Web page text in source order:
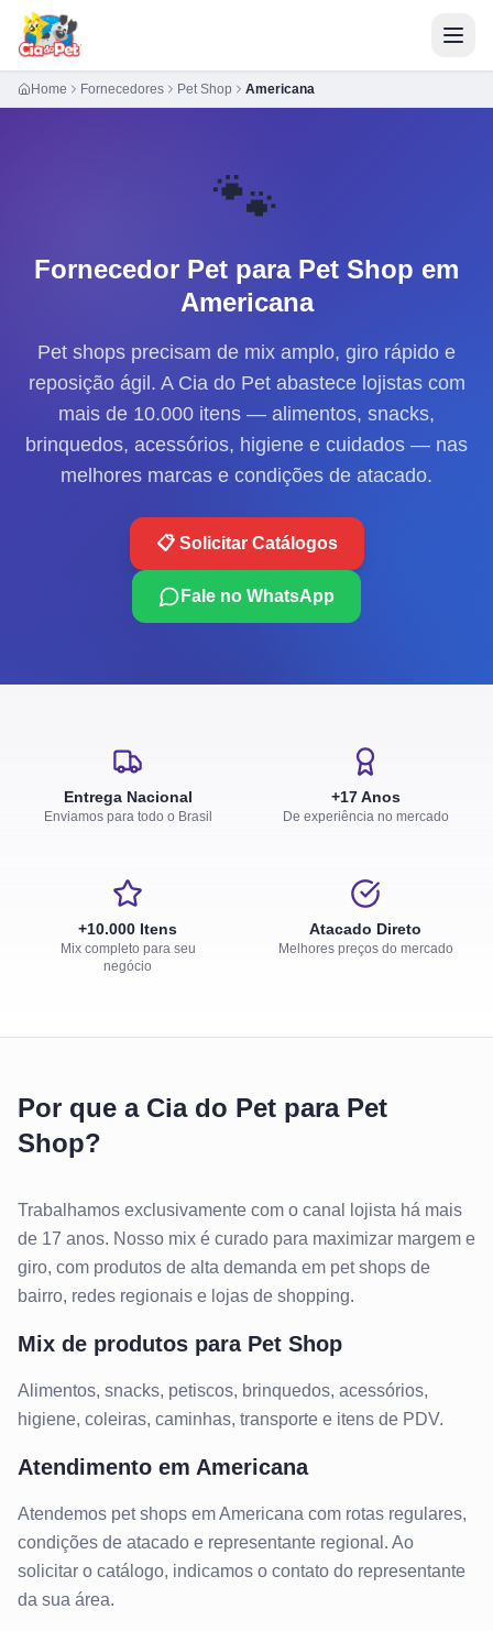
Home Fornecedores Pet Shop Americana
🐾
Fornecedor Pet para Pet Shop em
Americana
Pet shops precisam de mix amplo, giro rápido e
reposição ágil. A Cia do Pet abastece lojistas com
mais de 10.000 itens — alimentos, snacks,
brinquedos, acessórios, higiene e cuidados — nas
melhores marcas e condições de atacado.
📋 Solicitar Catálogos
Fale no WhatsApp
Entrega Nacional
Enviamos para todo o Brasil
+17 Anos
De experiência no mercado
+10.000 Itens
Mix completo para seu
negócio
Atacado Direto
Melhores preços do mercado
Por que a Cia do Pet para Pet
Shop?
Trabalhamos exclusivamente com o canal lojista há mais
de 17 anos. Nosso mix é curado para maximizar margem e
giro, com produtos de alta demanda em pet shops de
bairro, redes regionais e lojas de shopping.
Mix de produtos para Pet Shop
Alimentos, snacks, petiscos, brinquedos, acessórios,
higiene, coleiras, caminhas, transporte e itens de PDV.
Atendimento em Americana
Atendemos pet shops emAmericana com rotas regulares,
condições de atacado e representante regional. Ao
solicitar o catálogo, indicamos o contato do representante
da sua área.